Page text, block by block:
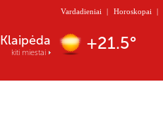
Vardadieniai | Horoskopai |
Klaipėda
kiti miestai +21.5°